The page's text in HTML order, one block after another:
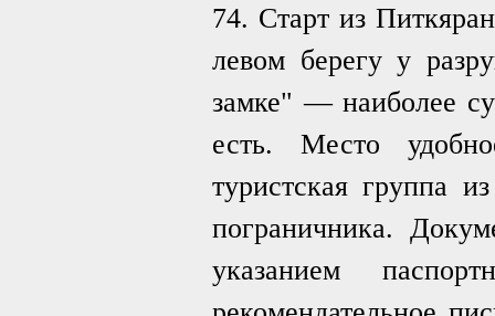
74. Старт из
левом берегу у
замке" — наиболее
есть. Место
туристская группа
пограничника.
указанием